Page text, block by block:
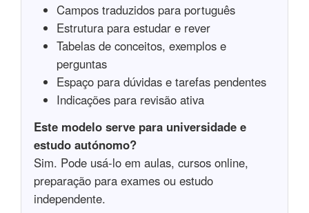
Campos traduzidos para português
Estrutura para estudar e rever
Tabelas de conceitos, exemplos e
perguntas
Espaço para dúvidas e tarefas pendentes
Indicações para revisão ativa
Este modelo serve para universidade e
estudo autónomo?
Sim. Pode usá-lo em aulas, cursos online,
preparação para exames ou estudo
independente.